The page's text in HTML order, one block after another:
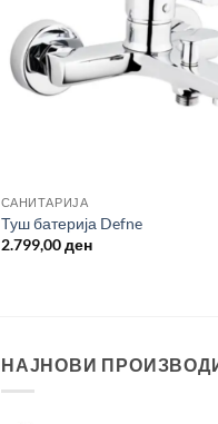
САНИТАРИЈА
Туш батерија Defne
2.799,00ден
НАЈНОВИ